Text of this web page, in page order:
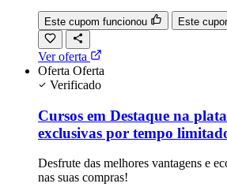
Este cupom funcionou Este
Ver oferta
Oferta Oferta
Verificado
Cursos em Destaque na
exclusivas por tempo
Desfrute das melhores vantagens e
nas suas compras!